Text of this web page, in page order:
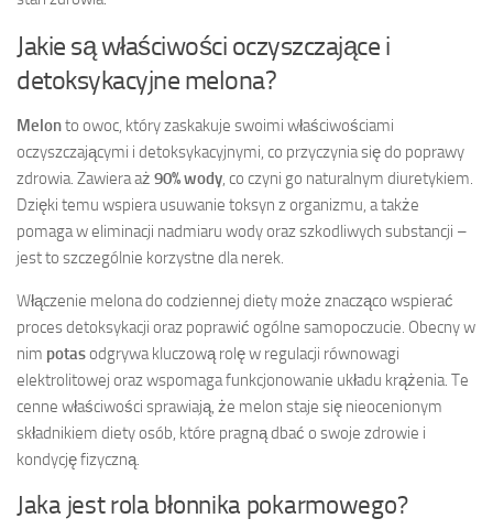
Jakie są właściwości oczyszczające i
detoksykacyjne melona?
Melonto owoc, który zaskakuje swoimi właściwościami
oczyszczającymi i detoksykacyjnymi, co przyczynia się do poprawy
zdrowia. Zawiera aż 90% wody, co czyni go naturalnym diuretykiem.
Dzięki temu wspiera usuwanie toksyn z organizmu, a także
pomaga w eliminacji nadmiaru wody oraz szkodliwych substancji –
jest to szczególnie korzystne dla nerek.
Włączenie melona do codziennej diety może znacząco wspierać
proces detoksykacji oraz poprawić ogólne samopoczucie. Obecny w
nim potasodgrywa kluczową rolę w regulacji równowagi
elektrolitowej oraz wspomaga funkcjonowanie układu krążenia. Te
cenne właściwości sprawiają, że melon staje się nieocenionym
składnikiem diety osób, które pragną dbać o swoje zdrowie i
kondycję fizyczną.
Jaka jest rola błonnika pokarmowego?